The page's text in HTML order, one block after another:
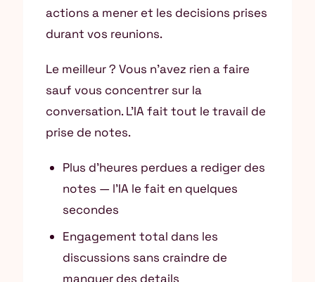
actions a mener et les decisions prises
durant vos reunions.
Le meilleur ? Vous n’avez rien a faire
sauf vous concentrer sur la
conversation. L’IA fait tout le travail de
prise de notes.
Plus d’heures perdues a rediger des
notes — l’IA le fait en quelques
secondes
Engagement total dans les
discussions sans craindre de
manquer des details